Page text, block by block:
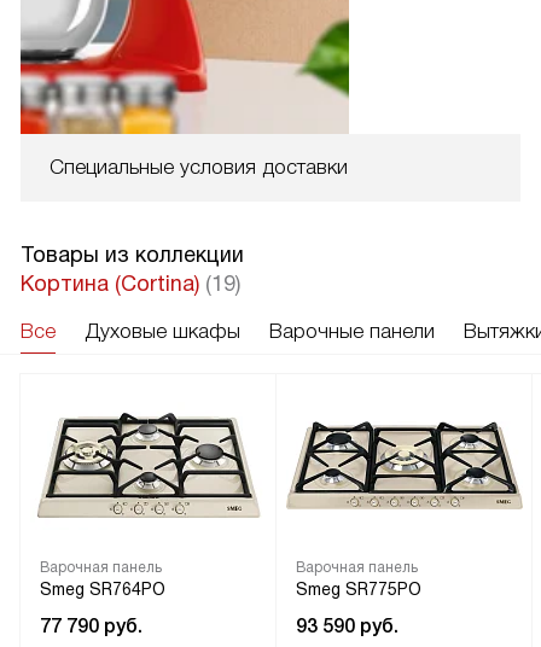
Специальные условия доставки
Товары из коллекции
Кортина (Cortina) (19)
Все Духовые шкафы Варочные панели
Варочная панель
Smeg SR764PO
77 790 руб.
Варочная панель
Smeg SR775PO
93 590 руб.